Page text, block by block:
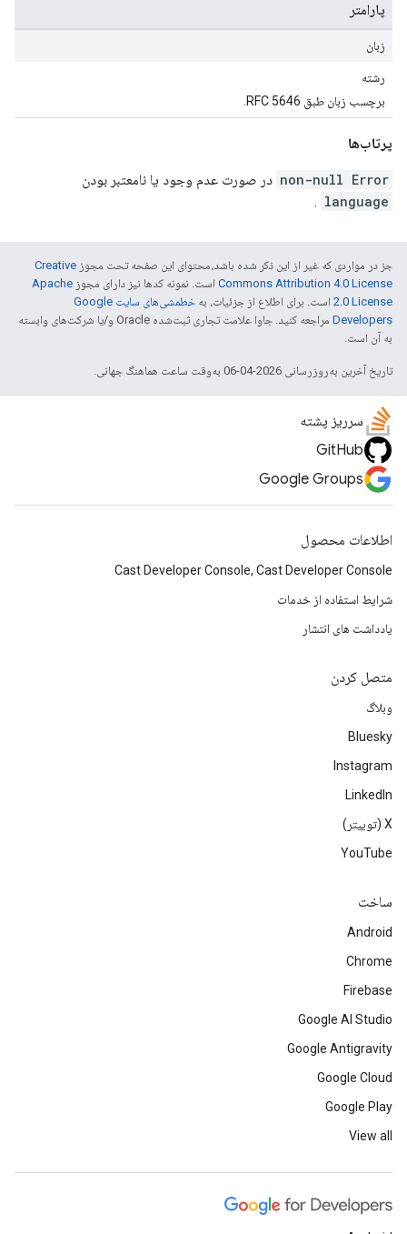
پارامتر
زبان
رشته
برچسب زبان طبق RFC 5646.
پرتاب‌ها
non-null Error در صورت عدم وجود یا نامعتبر بودن
language
.
جز در مواردی که غیر از این ذکر شده باشد،‌محتوای این صفحه تحت مجوز Creative
Commons Attribution 4.0 License است. نمونه کدها نیز دارای مجوز Apache
2.0 License است. برای اطلاع از جزئیات، به
خطمشی‌های سایت Google
Developers‏
مراجعه کنید. جاوا علامت تجاری ثبت‌شده Oracle و/یا شرکت‌های وابسته
به آن است.
تاریخ آخرین به‌روزرسانی 2026-04-06 به‌وقت ساعت هماهنگ جهانی.
سرریز پشته
GitHub
Google Groups
اطلاعات محصول
Cast Developer Console, Cast Developer Console
شرایط استفاده از خدمات
یادداشت های انتشار
متصل کردن
وبلاگ
Bluesky
Instagram
LinkedIn
‫X (توییتر)
YouTube
ساخت
Android
Chrome
Firebase
Google AI Studio
Google Antigravity
Google Cloud
Google Play
View all